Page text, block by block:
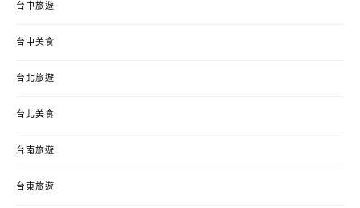
台中旅遊
台中美食
台北旅遊
台北美食
台南旅遊
台東旅遊